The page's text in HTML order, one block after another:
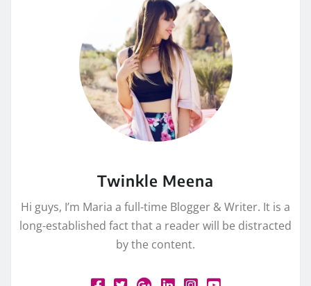
Twinkle Meena
Hi guys, I’m Maria a full-time Blogger & Writer. It is a
long-established fact that a reader will be distracted
by the content.